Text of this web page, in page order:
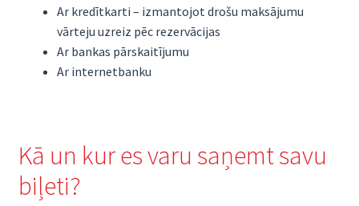
Ar kredītkarti – izmantojot drošu maksājumu
vārteju uzreiz pēc rezervācijas
Ar bankas pārskaitījumu
Ar internetbanku
Kā un kur es varu saņemt savu
biļeti?